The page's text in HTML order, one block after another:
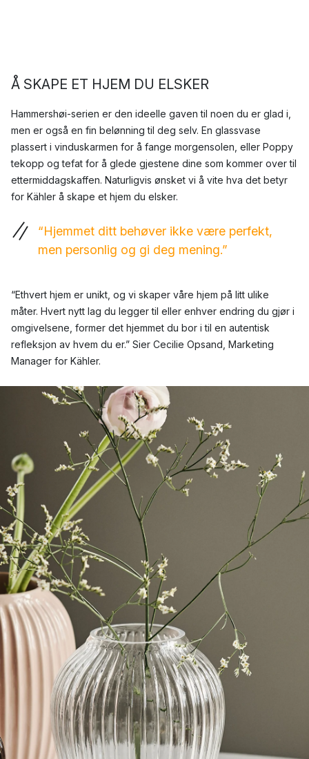
Å SKAPE ET HJEM DU ELSKER
Hammershøi-serien er den ideelle gaven til noen du er glad i,
men er også en fin belønning til deg selv. En glassvase
plassert i vinduskarmen for å fange morgensolen, eller Poppy
tekopp og tefat for å glede gjestene dine som kommer over til
ettermiddagskaffen. Naturligvis ønsket vi å vite hva det betyr
for Kähler å skape et hjem du elsker.
“Hjemmet ditt behøver ikke være perfekt,
men personlig og gi deg mening.”
“Ethvert hjem er unikt, og vi skaper våre hjem på litt ulike
måter. Hvert nytt lag du legger til eller enhver endring du gjør i
omgivelsene, former det hjemmet du bor i til en autentisk
refleksjon av hvem du er.” Sier Cecilie Opsand, Marketing
Manager for Kähler.